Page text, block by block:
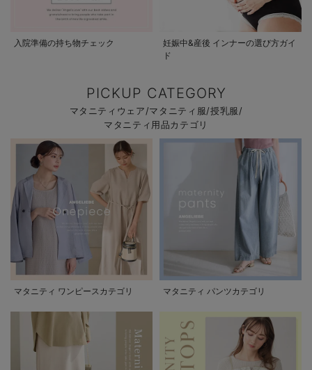
入院準備の持ち物チェック
妊娠中&産後 インナーの選び方ガイ
ド
PICKUP CATEGORY
マタニティウェア/マタニティ服/授乳服/
マタニティ用品カテゴリ
マタニティ ワンピースカテゴリ マタニティ パンツカテゴリ